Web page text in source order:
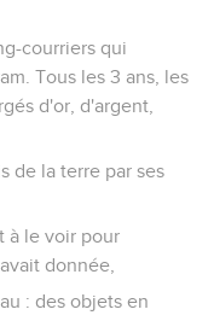
courriers qui
Tous les 3 ans, les
d'or, d'argent,
de la terre par ses
à le voir pour
donnée,
: des objets en